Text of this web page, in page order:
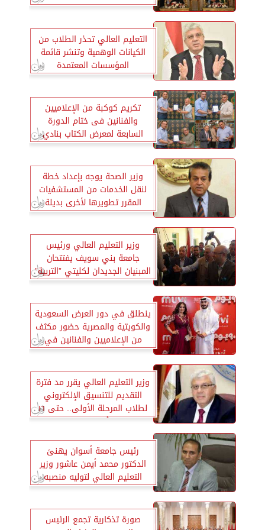
التعليم العالي تحذر الطلاب من
الكيانات الوهمية وتنشر قائمة
المؤسسات المعتمدة
تكريم كوكبة من الإعلاميين
والفنانين فى ختام الدورة
السابعة لمعرض الكتاب بنادي
طلعت
وزير الصحة يوجه بإعداد خطة
لنقل الخدمات من المستشفيات
المقرر تطويرها لأخرى بديلة
وزير التعليم العالي ورئيس
جامعة بني سويف يفتتحان
المبنيان الجديدان لكليتي ”التربية”
و ”السياسة والاقتصاد”
ينطلق في دور العرض السعودية
والكويتية والمصرية حضور مكثف
من الإعلاميين والفنانين في
العرض الخاص لفيلم 90 يوم
وزير التعليم العالي يقرر مد فترة
التقديم للتنسيق الإلكتروني
لطلاب المرحلة الأولى.. حتى ١٦
أغسطس
رئيس جامعة أسوان يهنئ
الدكتور محمد أيمن عاشور وزير
التعليم العالي لتوليه منصبه
الجديد
صورة تذكارية تجمع الرئيس